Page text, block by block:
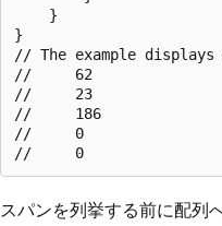
    }
}
// The example
//     62
//     23
//     186
//     0
スパンを列挙する前に配列